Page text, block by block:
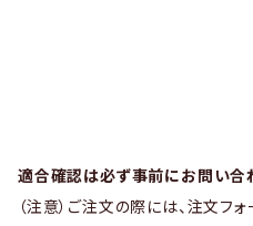
適合確認は必ず事前にお問い合
（注意）ご注文の際には、注文フ